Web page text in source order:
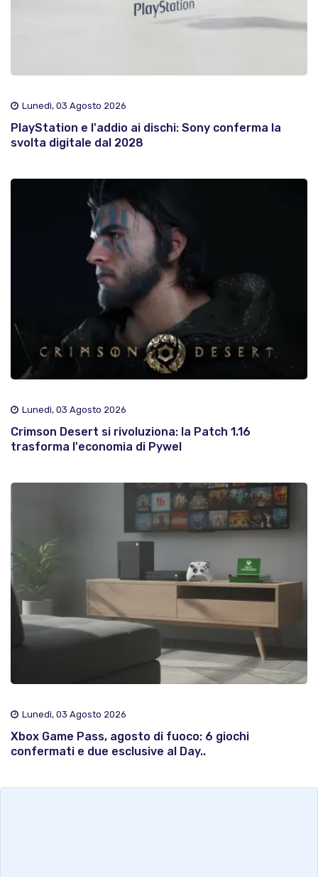
Lunedì, 03 Agosto 2026
PlayStation e l'addio ai dischi: Sony conferma la
svolta digitale dal 2028
Lunedì, 03 Agosto 2026
Crimson Desert si rivoluziona: la Patch 1.16
trasforma l'economia di Pywel
Lunedì, 03 Agosto 2026
Xbox Game Pass, agosto di fuoco: 6 giochi
confermati e due esclusive al Day..